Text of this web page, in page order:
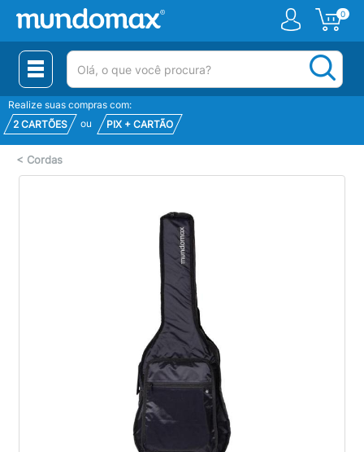
0
(pesquisar)
Realize suas compras com:
2 CARTÕES
ou PIX + CARTÃO
< Cordas